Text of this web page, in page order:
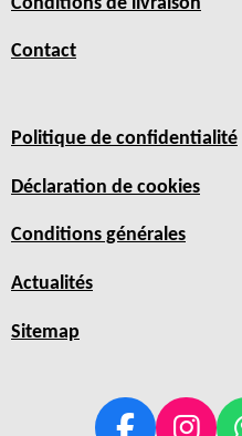
Contact
Politique de confidentialité
Déclaration de cookies
Conditions générales
Actualités
Sitemap